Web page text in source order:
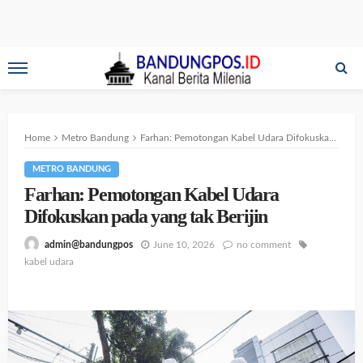
Home Metro Bandung Farhan: Pemotongan Kabel Udara Difokuskan pada yang tak Berijin
METRO BANDUNG
Farhan: Pemotongan Kabel Udara
Difokuskan pada yang tak Berijin
admin@bandungpos June 10, 2026
no comment
kabel udara